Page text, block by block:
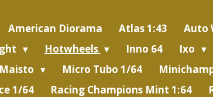
American Diorama Atlas 1:43 Auto
Hotwheels Inno 64 Ixo
Maisto Micro Tubo 1/64
1/64 Racing Champions Mint 1:64